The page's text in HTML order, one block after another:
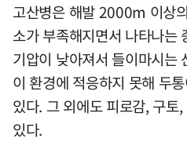
고산병은 해발 2000m 이상
소가 부족해지면서 나타나는
기압이 낮아져서 들이마시는
이 환경에 적응하지 못해 두
있다. 그 외에도 피로감, 구토
있다.